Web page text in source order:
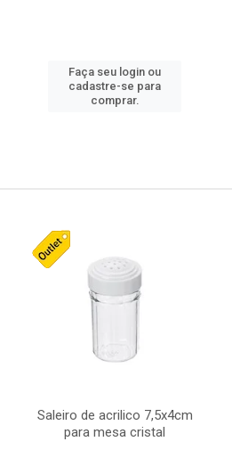
Faça seu login ou
cadastre-se para
comprar.
Saleiro de acrilico 7,5x4cm
para mesa cristal